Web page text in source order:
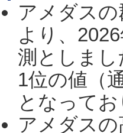
アメダス
より、
測としまし
1位の値（
となって
アメダス